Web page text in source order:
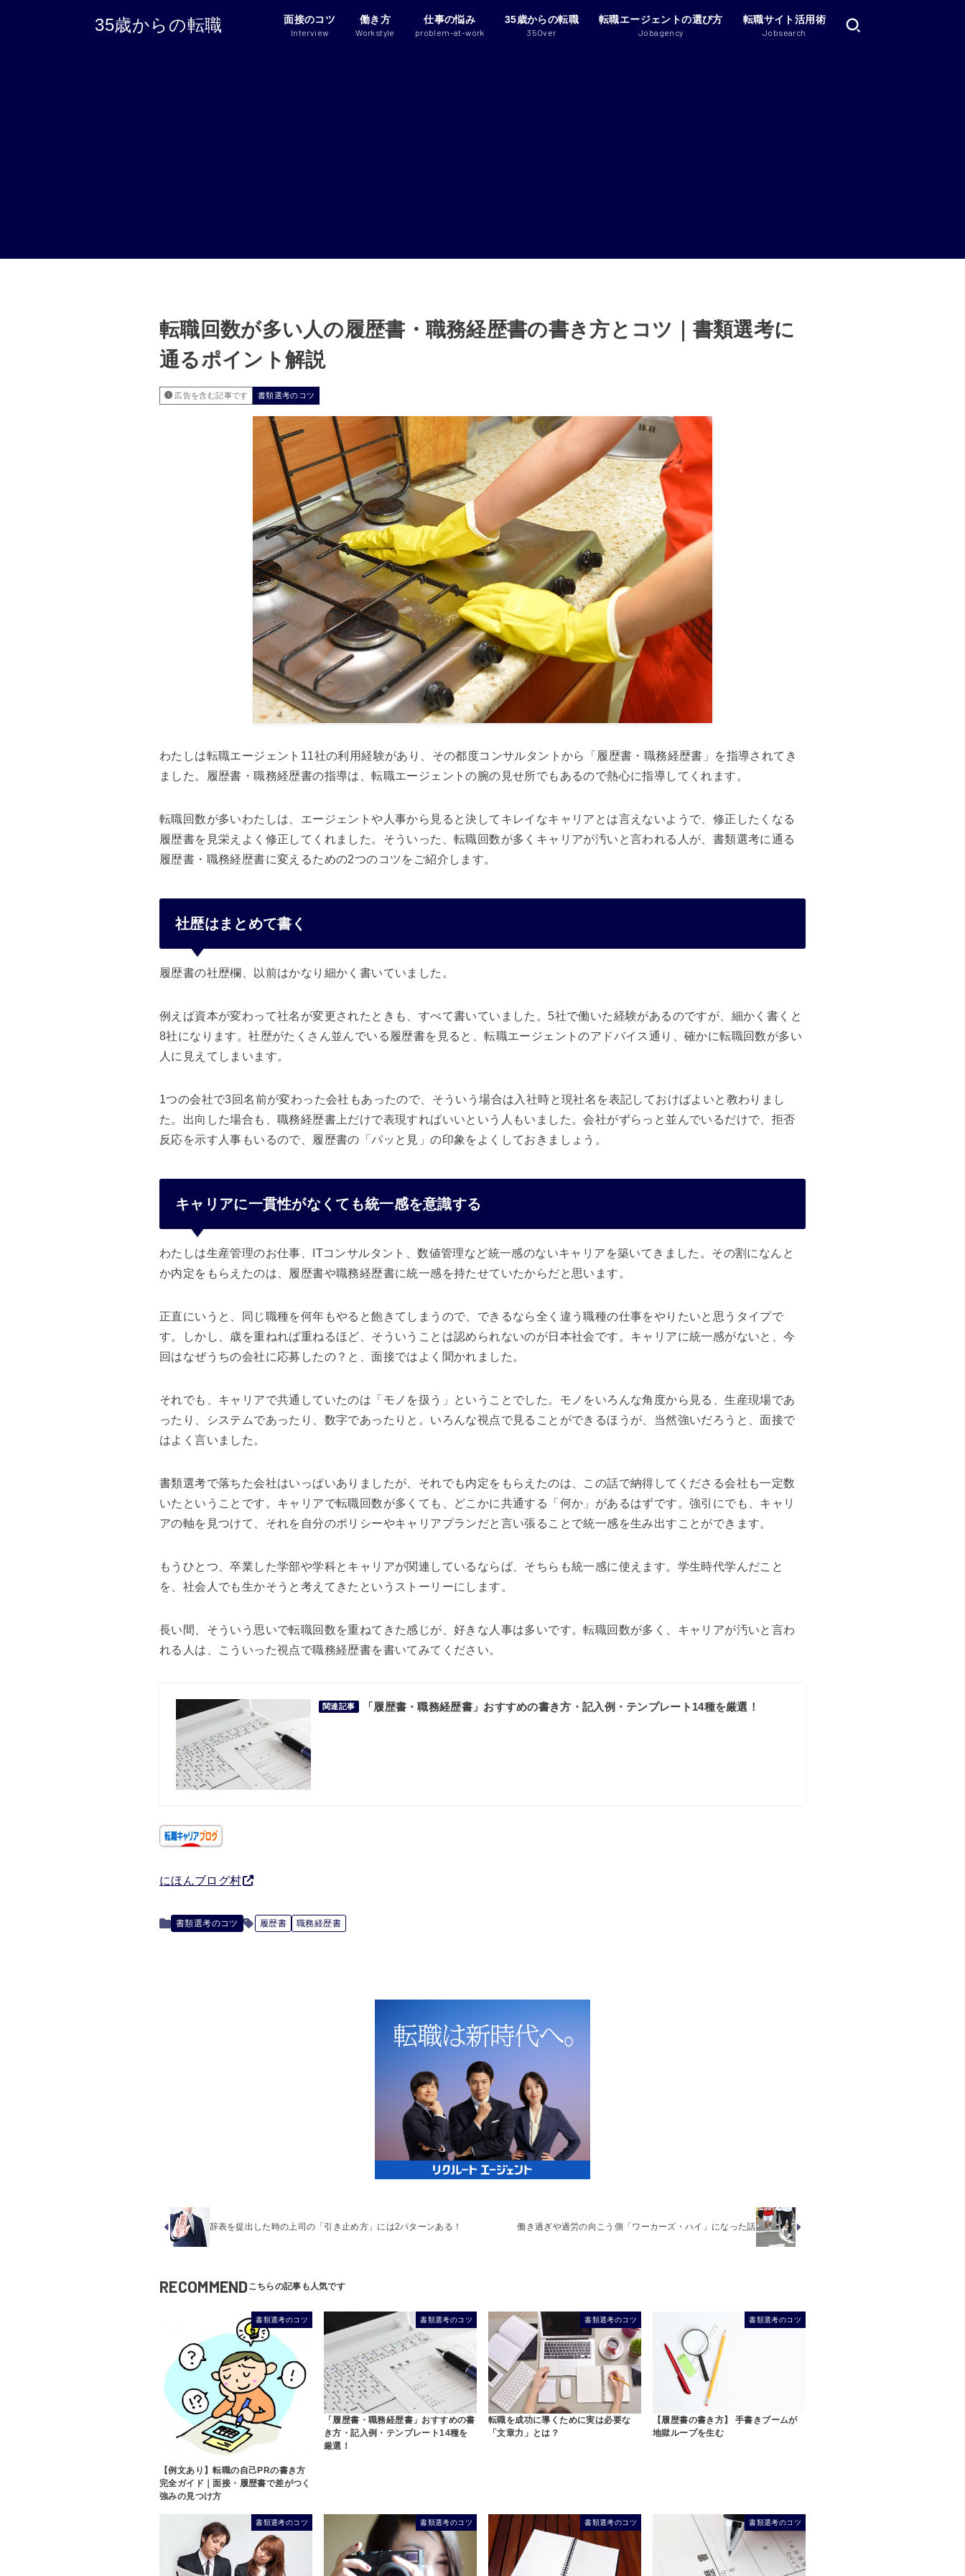
35歳からの転職 面接のコツ
Interview
働き方
Workstyle
仕事の悩み
problem-at-work
35歳からの転職
35Over
転職エージェントの選び方
Jobagency
転職サイト活用術
Jobsearch
転職回数が多い人の履歴書・職務経歴書の書き方とコツ｜書類選考に
通るポイント解説
広告を含む記事です 書類選考のコツ
わたしは転職エージェント11社の利用経験があり、その都度コンサルタントから「履歴書・職務経歴書」を指導されてき
ました。履歴書・職務経歴書の指導は、転職エージェントの腕の見せ所でもあるので熱心に指導してくれます。
転職回数が多いわたしは、エージェントや人事から見ると決してキレイなキャリアとは言えないようで、修正したくなる
履歴書を見栄えよく修正してくれました。そういった、転職回数が多くキャリアが汚いと言われる人が、書類選考に通る
履歴書・職務経歴書に変えるための2つのコツをご紹介します。
社歴はまとめて書く
履歴書の社歴欄、以前はかなり細かく書いていました。
例えば資本が変わって社名が変更されたときも、すべて書いていました。5社で働いた経験があるのですが、細かく書くと
8社になります。社歴がたくさん並んでいる履歴書を見ると、転職エージェントのアドバイス通り、確かに転職回数が多い
人に見えてしまいます。
1つの会社で3回名前が変わった会社もあったので、そういう場合は入社時と現社名を表記しておけばよいと教わりまし
た。出向した場合も、職務経歴書上だけで表現すればいいという人もいました。会社がずらっと並んでいるだけで、拒否
反応を示す人事もいるので、履歴書の「パッと見」の印象をよくしておきましょう。
キャリアに一貫性がなくても統一感を意識する
わたしは生産管理のお仕事、ITコンサルタント、数値管理など統一感のないキャリアを築いてきました。その割になんと
か内定をもらえたのは、履歴書や職務経歴書に統一感を持たせていたからだと思います。
正直にいうと、同じ職種を何年もやると飽きてしまうので、できるなら全く違う職種の仕事をやりたいと思うタイプで
す。しかし、歳を重ねれば重ねるほど、そういうことは認められないのが日本社会です。キャリアに統一感がないと、今
回はなぜうちの会社に応募したの？と、面接ではよく聞かれました。
それでも、キャリアで共通していたのは「モノを扱う」ということでした。モノをいろんな角度から見る、生産現場であ
ったり、システムであったり、数字であったりと。いろんな視点で見ることができるほうが、当然強いだろうと、面接で
はよく言いました。
書類選考で落ちた会社はいっぱいありましたが、それでも内定をもらえたのは、この話で納得してくださる会社も一定数
いたということです。キャリアで転職回数が多くても、どこかに共通する「何か」があるはずです。強引にでも、キャリ
アの軸を見つけて、それを自分のポリシーやキャリアプランだと言い張ることで統一感を生み出すことができます。
もうひとつ、卒業した学部や学科とキャリアが関連しているならば、そちらも統一感に使えます。学生時代学んだこと
を、社会人でも生かそうと考えてきたというストーリーにします。
長い間、そういう思いで転職回数を重ねてきた感じが、好きな人事は多いです。転職回数が多く、キャリアが汚いと言わ
れる人は、こういった視点で職務経歴書を書いてみてください。
関連記事 「履歴書・職務経歴書」おすすめの書き方・記入例・テンプレート14種を厳選！
にほんブログ村
書類選考のコツ 履歴書 職務経歴書
辞表を提出した時の上司の「引き止め方」には2パターンある！ 働き過ぎや過労の向こう側「ワーカーズ・ハイ」になった話
RECOMMEND
書類選考のコツ
【例文あり】転職の自己PRの書き方
完全ガイド｜面接・履歴書で差がつく
強みの見つけ方
書類選考のコツ
「履歴書・職務経歴書」おすすめの書
き方・記入例・テンプレート14種を
厳選！
書類選考のコツ
転職を成功に導くために実は必要な
「文章力」とは？
書類選考のコツ
【履歴書の書き方】 手書きブームが
地獄ループを生む
書類選考のコツ 書類選考のコツ 書類選考のコツ 書類選考のコツ